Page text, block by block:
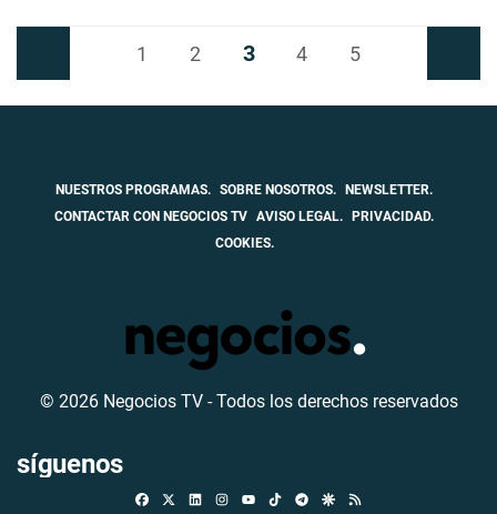
1 2 3 4 5
NUESTROS PROGRAMAS. SOBRE NOSOTROS.
NEWSLETTER.
CONTACTAR CON NEGOCIOS TV AVISO LEGAL.
PRIVACIDAD.
COOKIES.
© 2026 Negocios TV - Todos los derechos reservados
síguenos
FacebookLinkedinInstagramTikTokTelegramGoogle Discover